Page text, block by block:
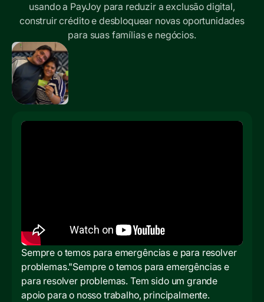
usando a PayJoy para reduzir a exclusão digital,
construir crédito e desbloquear novas oportunidades
para suas famílias e negócios.
Sempre o temos para emergências e para resolver
problemas."Sempre o temos para emergências e
para resolver problemas. Tem sido um grande
apoio para o nosso trabalho, principalmente.